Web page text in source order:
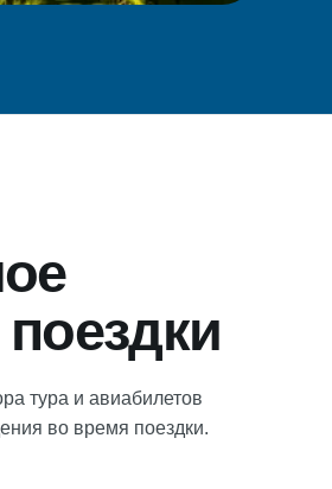
тура и авиабилетов
во время поездки.